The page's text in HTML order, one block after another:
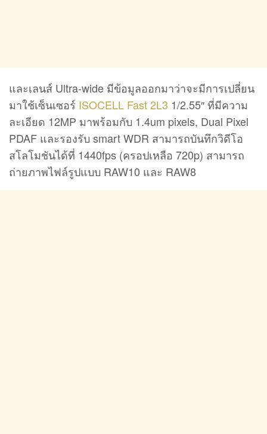
และเลนส์ Ultra-wide มีข้อมูลออกมาว่าจะมีการเปลี่ยน
มาใช้เซ็นเซอร์ ISOCELL Fast 2L3 1/2.55″ ที่มีความ
ละเอียด 12MP มาพร้อมกับ 1.4um pixels, Dual Pixel
PDAF และรองรับ smart WDR สามารถบันทึกวิดีโอ
สโลโมชันได้ที่ 1440fps (ครอปเหลือ 720p) สามารถ
ถ่ายภาพไฟล์รูปแบบ RAW10 และ RAW8